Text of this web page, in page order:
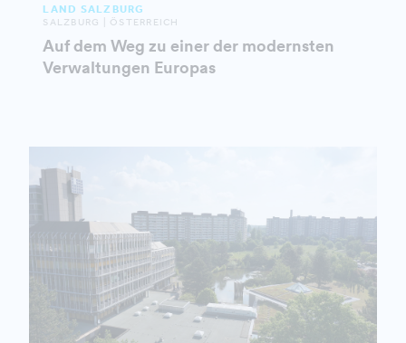
LAND SALZBURG
SALZBURG | ÖSTERREICH
Auf dem Weg zu einer der modernsten
Verwaltungen Europas